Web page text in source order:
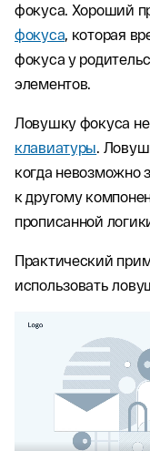
фокуса. Хороший
фокуса, которая
фокуса у
элементов.
Ловушку фокуса не
клавиатуры.
когда невозможно
к другому
прописанной
Практический
использовать